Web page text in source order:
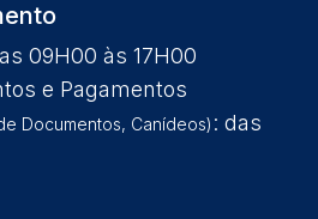
09H00 às 17H00
e Pagamentos
Documentos, Canídeos) : das